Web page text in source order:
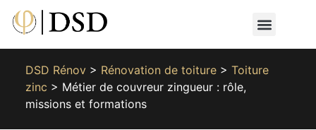
DSD Rénov> Rénovation de toiture> Toiture
zinc > Métier de couvreur zingueur : rôle,
missions et formations